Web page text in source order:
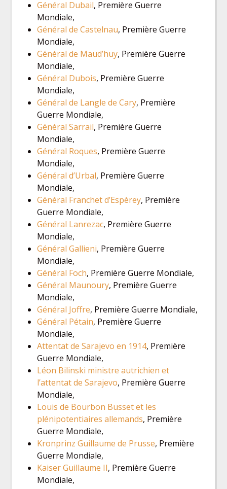
Général Dubail, Première Guerre
Mondiale,
Général de Castelnau, Première Guerre
Mondiale,
Général de Maud’huy, Première Guerre
Mondiale,
Général Dubois, Première Guerre
Mondiale,
Général de Langle de Cary, Première
Guerre Mondiale,
Général Sarrail, Première Guerre
Mondiale,
Général Roques, Première Guerre
Mondiale,
Général d’Urbal, Première Guerre
Mondiale,
Général Franchet d’Espèrey, Première
Guerre Mondiale,
Général Lanrezac, Première Guerre
Mondiale,
Général Gallieni, Première Guerre
Mondiale,
Général Foch, Première Guerre Mondiale,
Général Maunoury, Première Guerre
Mondiale,
Général Joffre, Première Guerre Mondiale,
Général Pétain, Première Guerre
Mondiale,
Attentat de Sarajevo en 1914, Première
Guerre Mondiale,
Léon Bilinski ministre autrichien et
l’attentat de Sarajevo, Première Guerre
Mondiale,
Louis de Bourbon Busset et les
plénipotentiaires allemands, Première
Guerre Mondiale,
Kronprinz Guillaume de Prusse, Première
Guerre Mondiale,
Kaiser Guillaume II, Première Guerre
Mondiale,